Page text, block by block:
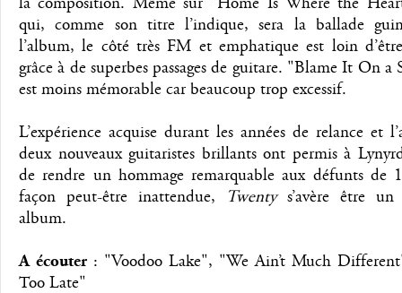
qui, comme son titre l’indique, sera la ballade
l’album, le côté très FM et emphatique est loin
grâce à de superbes passages de guitare. "Blame It On a
est moins mémorable car beaucoup trop excessif.
L’expérience acquise durant les années de relance et
deux nouveaux guitaristes brillants ont permis à
de rendre un hommage remarquable aux défunts de
façon peut-être inattendue, Twentys’avère être
album.
A écouter : "Voodoo Lake", "We Ain’t Much
Too Late"